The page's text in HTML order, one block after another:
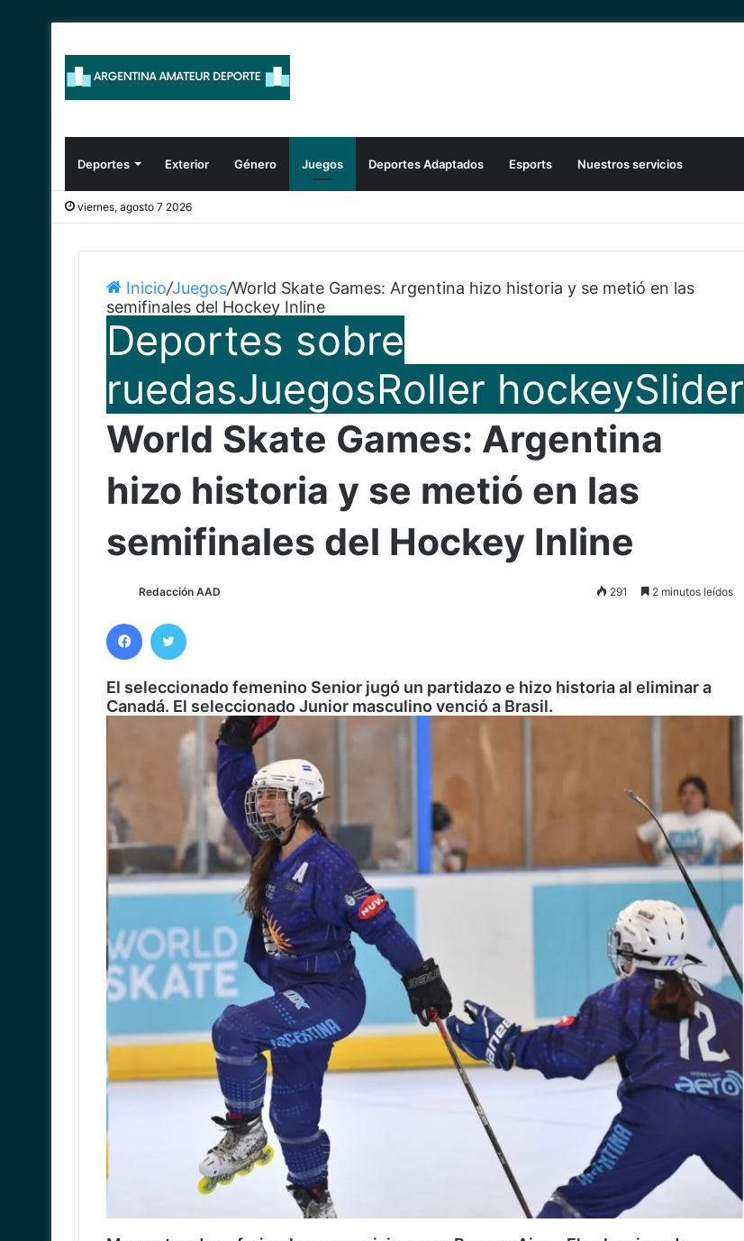
Deportes Exterior Género Juegos Deportes Adaptados Esports Nuestros servicios
viernes, agosto 7 2026
Inicio/Juegos/World Skate Games: Argentina hizo historia y se metió en las
semifinales del Hockey Inline
Deportes sobre
ruedasJuegosRoller hockeySlider
World Skate Games: Argentina
hizo historia y se metió en las
semifinales del Hockey Inline
Redacción AAD 291 2 minutos leídos
Facebook
El seleccionado femenino Senior jugó un partidazo e hizo historia al eliminar a
Canadá. El seleccionado Junior masculino venció a Brasil.